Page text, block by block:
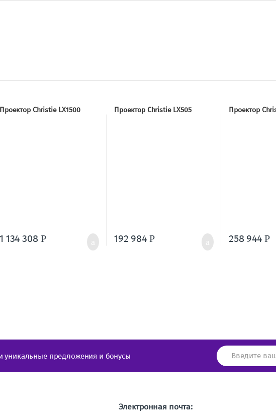
Проектор Christie LX1500
1 134 308 Р
Проектор Christie LX505
192 984 Р
Проектор
258 944 Р
уникальные предложения и бонусы
Электронная почта: